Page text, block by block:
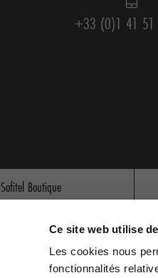
Ce site web utilise
Les cookies nous
fonctionnalités
+33 (0)1 41
Sofitel Boutique
Novotel Store